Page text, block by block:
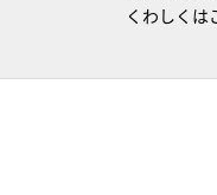
くわしくは